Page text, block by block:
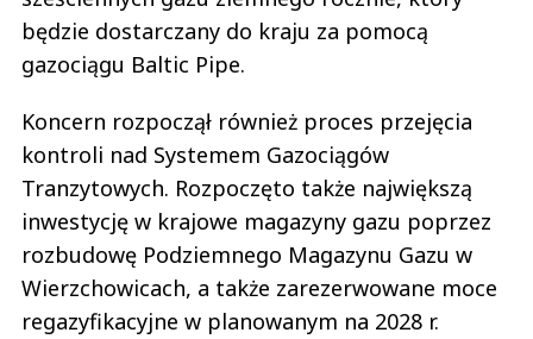
będzie dostarczany do kraju za pomocą
gazociągu Baltic Pipe.
Koncern rozpoczął również proces przejęcia
kontroli nad Systemem Gazociągów
Tranzytowych. Rozpoczęto także największą
inwestycję w krajowe magazyny gazu poprzez
rozbudowę Podziemnego Magazynu Gazu w
Wierzchowicach, a także zarezerwowane moce
regazyfikacyjne w planowanym na 2028 r.